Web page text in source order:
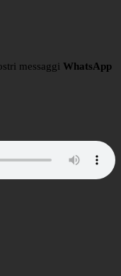
messaggi WhatsApp